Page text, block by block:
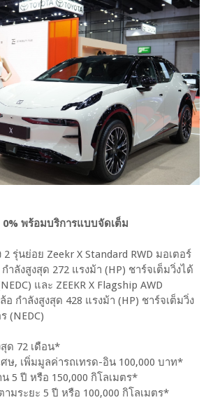
พร้อมบริการแบบจัดเต็ม
รุ่นย่อย Zeekr X Standard RWD มอเตอร์
ำลังสูงสุด 272 แรงม้า (HP) ชาร์จเต็มวิ่งได้
และ ZEEKR X Flagship AWD
กำลังสูงสุด 428 แรงม้า (HP) ชาร์จเต็มวิ่ง
(NEDC)
ด 72 เดือน*
ษ, เพิ่มมูลค่ารถเทรด-อิน 100,000 บาท*
5 ปี หรือ 150,000 กิโลเมตร*
มระยะ 5 ปี หรือ 100,000 กิโลเมตร*